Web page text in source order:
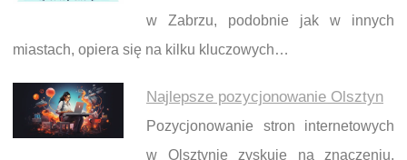
w Zabrzu, podobnie jak w innych
miastach, opiera się na kilku kluczowych…
Najlepsze pozycjonowanie Olsztyn
Pozycjonowanie stron internetowych
w Olsztynie zyskuje na znaczeniu,